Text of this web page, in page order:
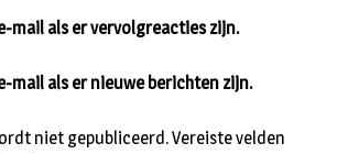
niet gepubliceerd.Vereiste velden
mail als er vervolgreacties zijn.
mail als er nieuwe berichten zijn.